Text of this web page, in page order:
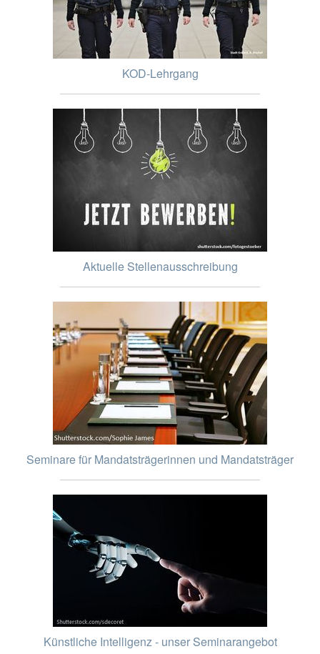
KOD-Lehrgang
Aktuelle Stellenausschreibung
Seminare für Mandatsträgerinnen und Mandatsträger
Künstliche Intelligenz - unser Seminarangebot